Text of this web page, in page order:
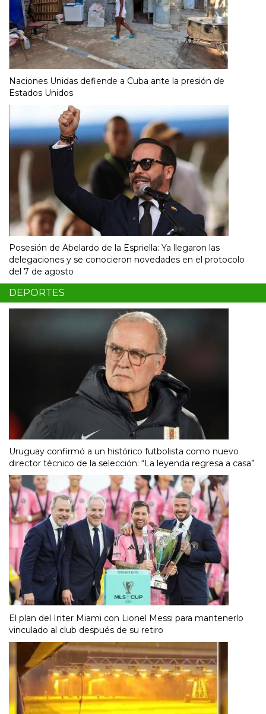
Naciones Unidas defiende a Cuba ante la presión de
Estados Unidos
Posesión de Abelardo de la Espriella: Ya llegaron las
delegaciones y se conocieron novedades en el protocolo
del 7 de agosto
DEPORTES
Uruguay confirmó a un histórico futbolista como nuevo
director técnico de la selección: “La leyenda regresa a casa”
El plan del Inter Miami con Lionel Messi para mantenerlo
vinculado al club después de su retiro